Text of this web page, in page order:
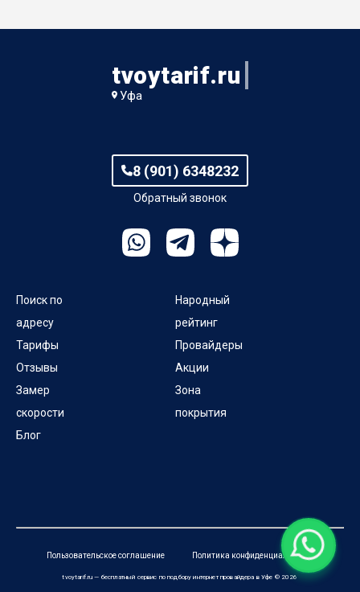
tvoytarif.ru
Уфа
8 (901) 6348232
Обратный звонок
Поиск по
адресу
Тарифы
Отзывы
Замер
скорости
Блог
Народный
рейтинг
Провайдеры
Акции
Зона
покрытия
Пользовательское соглашение Политика конфиденциальности
tvoytarif.ru — бесплатный сервис по подбору интернет провайдера в Уфе © 2026